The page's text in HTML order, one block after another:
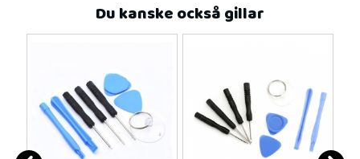
Du kanske också gillar